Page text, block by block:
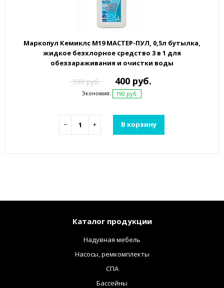
Маркопул Кемиклс М19 МАСТЕР-ПУЛ, 0,5л бутылка,
жидкое безхлорное средство 3 в 1 для
обеззараживания и очистки воды
590 руб. 400 руб.
Экономия: 190 руб.
− + В корзину
Каталог продукции
Надувная мебель
Насосы, ремкомплекты
СПА
Бассейны